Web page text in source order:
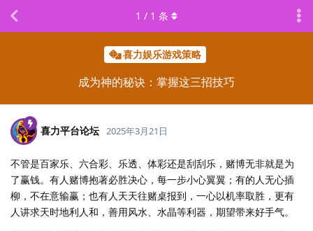
喜力娱乐游戏策略
成为神的秘诀：掌握这三招技巧
1 / 1 条
喜力平台论坛 2025年3月21日
不管是百家乐、六合彩、乐透、体彩还是刮刮乐，赌博无非就是为
了赢钱。有人赌博抱著必胜决心，每一步小心翼翼；有的人无心插
柳，不在意输赢；也有人天天往赌桌报到，一心以机率取胜，更有
人讲求天时地利人和，善用风水、水晶等利器，期望带来好手气。